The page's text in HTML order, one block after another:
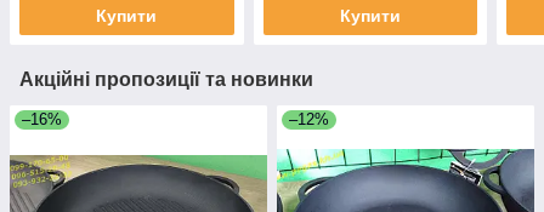
Купити Купити
Акційні пропозиції та новинки
–16% –12%